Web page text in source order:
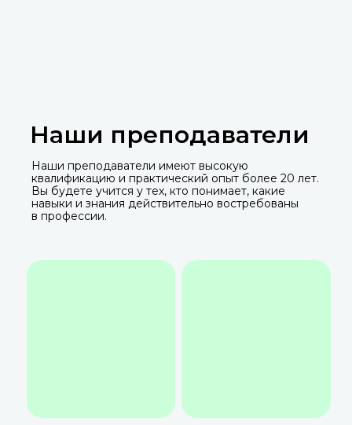
Наши преподаватели
Наши преподаватели имеют высокую
квалификацию и практический опыт более 20 лет.
Вы будете учится у тех, кто понимает, какие
навыки и знания действительно востребованы
в профессии.